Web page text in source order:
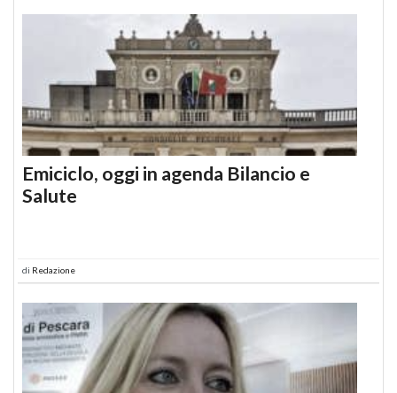
Emiciclo, oggi in agenda Bilancio e
Salute
di Redazione